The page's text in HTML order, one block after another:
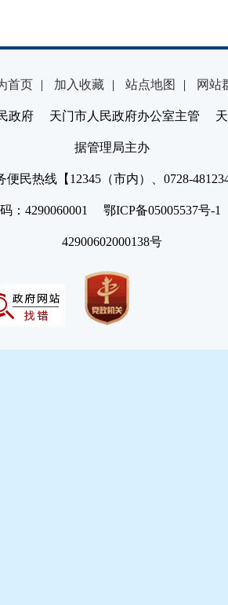
首页 | 加入收藏 | 站点地图 | 网站
政府 天门市人民政府办公室主管 天
据管理局主办
便民热线【12345（市内）、0728-
：4290060001 鄂ICP备05005537号
42900602000138号